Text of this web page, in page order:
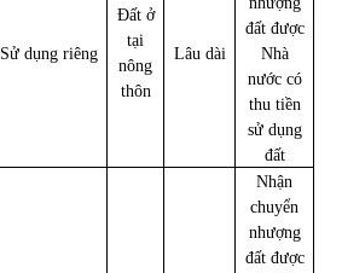
Sử dụng riêng
Đất ở
tại
nông
thôn
Lâu dài
đất được
Nhà
nước có
thu tiền
sử dụng
đất
Nhận
chuyển
nhượng
đất được